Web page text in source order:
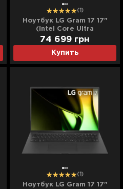
(1)
Ноутбук LG Gram 17 17"
(Intel Core Ultra
7/16GB/2TB (SSD)/Intel
Arc) (17Z90S-G.AAB5U12)
(Standard)
Купить
74 699 грн
(1)
Ноутбук LG Gram 17 17"